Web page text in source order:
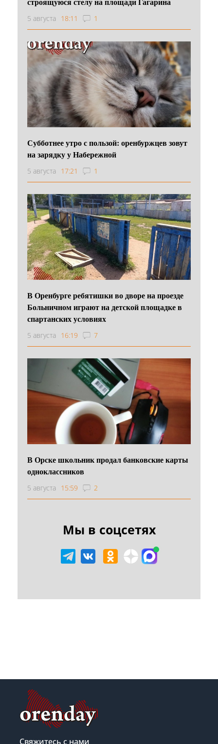
5 августа 18:11 1
Субботнее утро с пользой: оренбуржцев зовут
на зарядку у Набережной
5 августа 17:21 1
В Оренбурге ребятишки во дворе на проезде
Больничном играют на детской площадке в
спартанских условиях
5 августа 16:19 7
В Орске школьник продал банковские карты
одноклассников
5 августа 15:59 2
Мы в соцсетях
Свяжитесь с нами